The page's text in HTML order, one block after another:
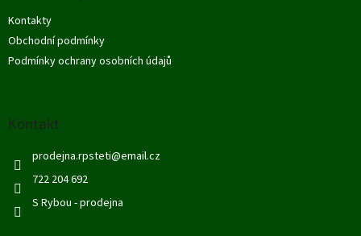
Kontakty
Obchodní podmínky
Podmínky ochrany osobních údajů
Kontakt
prodejna.rpsteti@email.cz
722 204 692
S Rybou - prodejna